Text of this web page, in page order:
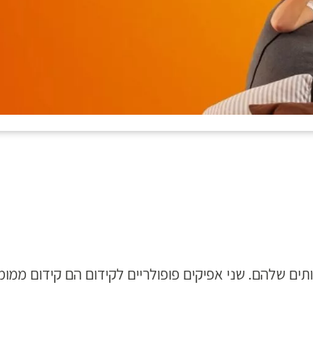
שלהם. שני אפיקים פופולריים לקידום הם קידום